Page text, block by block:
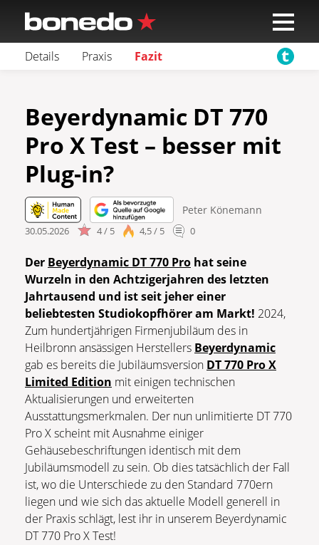
Details Praxis Fazit
Beyerdynamic DT 770
Pro X Test – besser mit
Plug-in?
Peter Könemann
30.05.2026 4 / 5 4,5 / 5 0
Der Beyerdynamic DT 770 Pro hat seine
Wurzeln in den Achtzigerjahren des letzten
Jahrtausend und ist seit jeher einer
beliebtesten Studiokopfhörer am Markt! 2024,
Zum hundertjährigen Firmenjubiläum des in
Heilbronn ansässigen Herstellers Beyerdynamic
gab es bereits die Jubiläumsversion DT 770 Pro X
Limited Edition mit einigen technischen
Aktualisierungen und erweiterten
Ausstattungsmerkmalen. Der nun unlimitierte DT 770
Pro X scheint mit Ausnahme einiger
Gehäusebeschriftungen identisch mit dem
Jubiläumsmodell zu sein. Ob dies tatsächlich der Fall
ist, wo die Unterschiede zu den Standard 770ern
liegen und wie sich das aktuelle Modell generell in
der Praxis schlägt, lest ihr in unserem Beyerdynamic
DT 770 Pro X Test!